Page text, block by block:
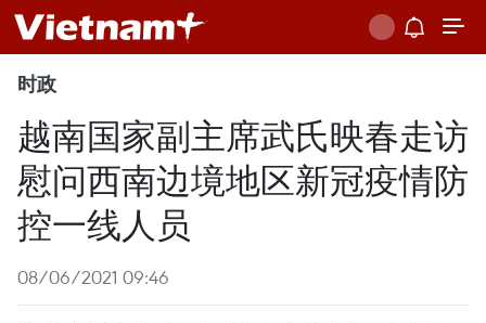
时政
越南国家副主席武氏映春走访
慰问西南边境地区新冠疫情防
控一线人员
08/06/2021 09:46